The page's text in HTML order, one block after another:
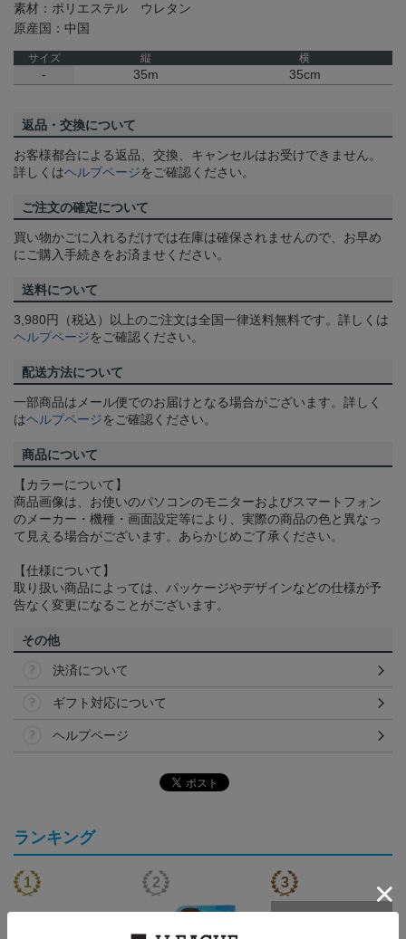
素材：ポリエステル ウレタン
原産国：中国
サイズ 縦 横
- 35m 35cm
返品・交換について
お客様都合による返品、交換、キャンセルはお受けできません。
詳しくはヘルプページをご確認ください。
ご注文の確定について
買い物かごに入れるだけでは在庫は確保されませんので、お早め
にご購入手続きをお済ませください。
送料について
3,980円（税込）以上のご注文は全国一律送料無料です。詳しくは
ヘルプページをご確認ください。
配送方法について
一部商品はメール便でのお届けとなる場合がございます。詳しく
はヘルプページをご確認ください。
商品について
【カラーについて】
商品画像は、お使いのパソコンのモニターおよびスマートフォン
のメーカー・機種・画面設定等により、実際の商品の色と異なっ
て見える場合がございます。あらかじめご了承ください。
【仕様について】
取り扱い商品によっては、パッケージやデザインなどの仕様が予
告なく変更になることがございます。
その他
決済について
ギフト対応について
ヘルプページ
ランキング